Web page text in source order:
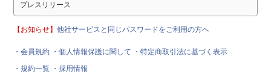
プレスリリース
【お知らせ】他社サービスと同じパスワードをご利用の方へ
・会員規約 ・個人情報保護に関して
・特定商取引法に基づく表示
・規約一覧 ・採用情報